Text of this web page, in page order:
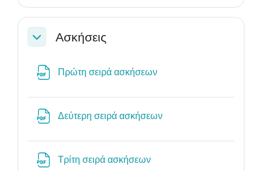
Σύμπτυξη
Ασκήσεις
Πρώτη σειρά ασκήσεων
Δεύτερη σειρά ασκήσεων
Τρίτη σειρά ασκήσεων